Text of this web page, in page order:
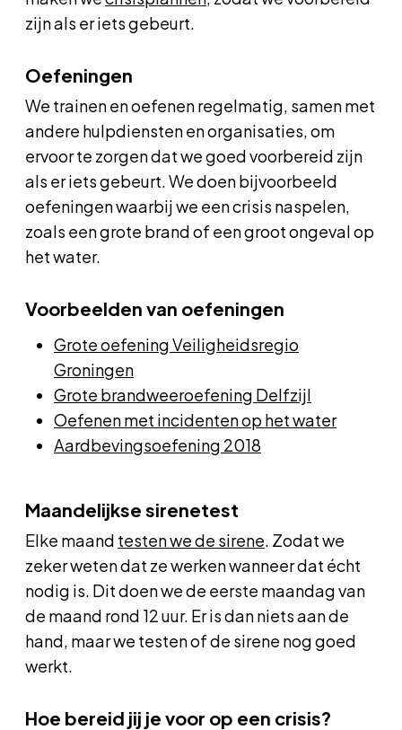
zijn als er iets gebeurt.
Oefeningen
We trainen en oefenen regelmatig, samen met
andere hulpdiensten en organisaties, om
ervoor te zorgen dat we goed voorbereid zijn
als er iets gebeurt. We doen bijvoorbeeld
oefeningen waarbij we een crisis naspelen,
zoals een grote brand of een groot ongeval op
het water.
Voorbeelden van oefeningen
Grote oefening Veiligheidsregio
Groningen
Grote brandweeroefening Delfzijl
Oefenen met incidenten op het water
Aardbevingsoefening 2018
Maandelijkse sirenetest
Elke maand testen we de sirene. Zodat we
zeker weten dat ze werken wanneer dat écht
nodig is. Dit doen we de eerste maandag van
de maand rond 12 uur. Er is dan niets aan de
hand, maar we testen of de sirene nog goed
werkt.
Hoe bereid jij je voor op een crisis?